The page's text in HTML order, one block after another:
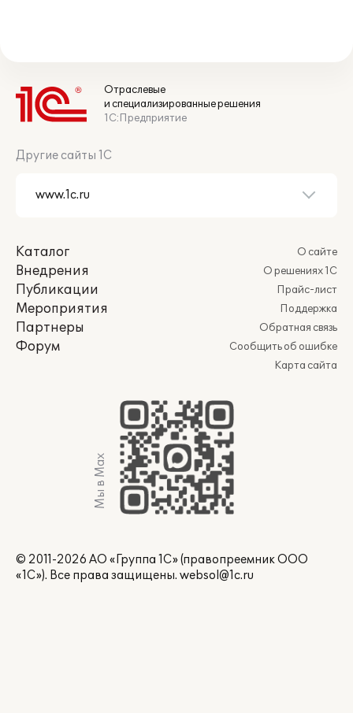
Отраслевые
и специализированные решения
1С:Предприятие
Другие сайты 1С
Каталог
Внедрения
Публикации
Мероприятия
Партнеры
Форум
О сайте
О решениях 1С
Прайс-лист
Поддержка
Обратная связь
Сообщить об ошибке
Карта сайта
Мы в Max
© 2011-2026 АО «Группа 1С» (правопреемник ООО
«1С»). Все права защищены. websol@1c.ru